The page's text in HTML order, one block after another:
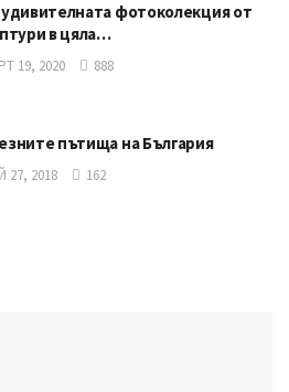
фотоколекция от
в цяла…
19, 2020 888
пътища на България
27, 2018 162